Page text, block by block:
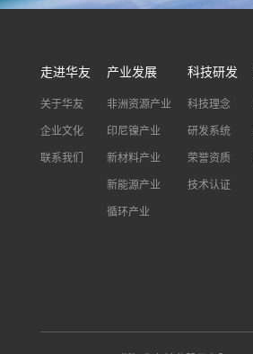
走进华友
关于华友
企业文化
联系我们
产业发展
非洲资源产业
印尼镍产业
新材料产业
新能源产业
循环产业
科技研发
科技理念
研发系统
荣誉资质
技术认证